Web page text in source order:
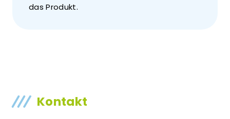
das Produkt.
Kontakt